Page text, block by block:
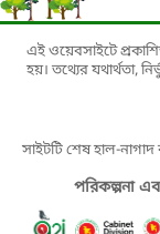
১০০
বাংলাদেশ
বিদ্যুৎ বিভাগ
এই ওয়েবসাইটে
হয়। তথ্যের যথার্থতা,
সাইটটি শেষ হাল-
পরিকল্পনা